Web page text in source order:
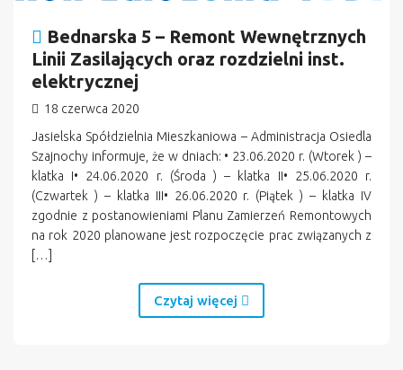
Bednarska 5 – Remont Wewnętrznych
Linii Zasilających oraz rozdzielni inst.
elektrycznej
18 czerwca 2020
Jasielska Spółdzielnia Mieszkaniowa – Administracja Osiedla
Szajnochy informuje, że w dniach: • 23.06.2020 r. (Wtorek ) –
klatka I• 24.06.2020 r. (Środa ) – klatka II• 25.06.2020 r.
(Czwartek ) – klatka III• 26.06.2020 r. (Piątek ) – klatka IV
zgodnie z postanowieniami Planu Zamierzeń Remontowych
na rok 2020 planowane jest rozpoczęcie prac związanych z
[…]
Czytaj więcej